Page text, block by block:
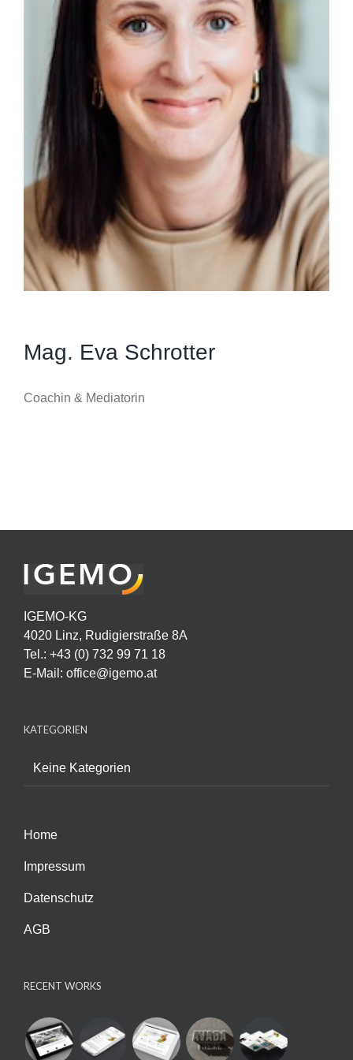
Mag. Eva Schrotter
Coachin & Mediatorin
IGEMO-KG
4020 Linz, Rudigierstraße 8A
Tel.: +43 (0) 732 99 71 18
E-Mail: office@igemo.at
KATEGORIEN
Keine Kategorien
Home
Impressum
Datenschutz
AGB
RECENT WORKS